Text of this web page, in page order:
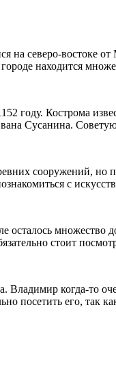
на северо-востоке
находится
году. Кострома
Сусанина.
сооружений, но
с
осталось
стоит
Владимир когда-то
посетить его,